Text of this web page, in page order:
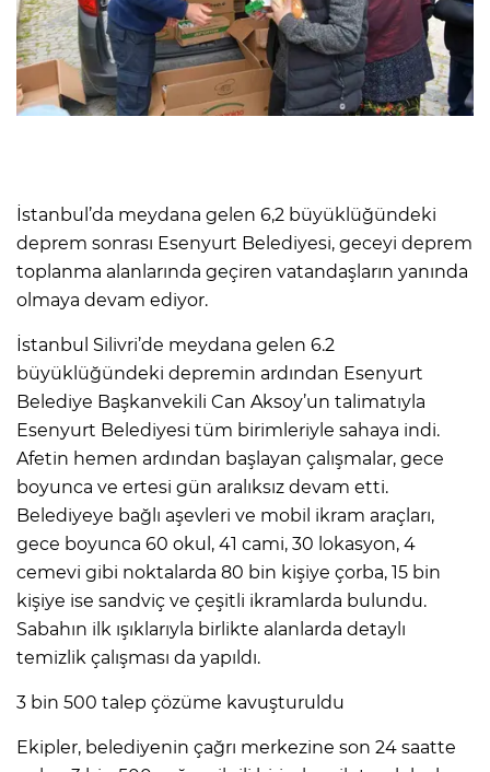
İstanbul’da meydana gelen 6,2 büyüklüğündeki
deprem sonrası Esenyurt Belediyesi, geceyi deprem
toplanma alanlarında geçiren vatandaşların yanında
olmaya devam ediyor.
İstanbul Silivri’de meydana gelen 6.2
büyüklüğündeki depremin ardından Esenyurt
Belediye Başkanvekili Can Aksoy’un talimatıyla
Esenyurt Belediyesi tüm birimleriyle sahaya indi.
Afetin hemen ardından başlayan çalışmalar, gece
boyunca ve ertesi gün aralıksız devam etti.
Belediyeye bağlı aşevleri ve mobil ikram araçları,
gece boyunca 60 okul, 41 cami, 30 lokasyon, 4
cemevi gibi noktalarda 80 bin kişiye çorba, 15 bin
kişiye ise sandviç ve çeşitli ikramlarda bulundu.
Sabahın ilk ışıklarıyla birlikte alanlarda detaylı
temizlik çalışması da yapıldı.
3 bin 500 talep çözüme kavuşturuldu
Ekipler, belediyenin çağrı merkezine son 24 saatte